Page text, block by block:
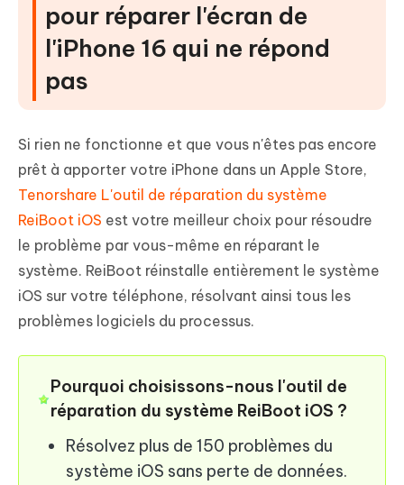
pour réparer l'écran de
l'iPhone 16 qui ne répond
pas
Si rien ne fonctionne et que vous n'êtes pas encore
prêt à apporter votre iPhone dans un Apple Store,
Tenorshare L'outil de réparation du système
ReiBoot iOS est votre meilleur choix pour résoudre
le problème par vous-même en réparant le
système. ReiBoot réinstalle entièrement le système
iOS sur votre téléphone, résolvant ainsi tous les
problèmes logiciels du processus.
Pourquoi choisissons-nous l'outil de
réparation du système ReiBoot iOS ?
Résolvez plus de 150 problèmes du
système iOS sans perte de données.